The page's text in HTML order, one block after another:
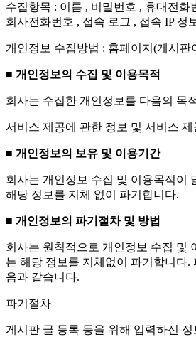
수집항목 : 이름 , 비밀번호 , 휴대전화
회사전화번호 , 접속 로그 , 접속 IP 정
개인정보 수집방법 : 홈페이지(게시판
■ 개인정보의 수집 및 이용목적
회사는 수집한 개인정보를 다음의 목
서비스 제공에 관한 정보 및 서비스
■ 개인정보의 보유 및 이용기간
회사는 개인정보 수집 및 이용목적이
해당 정보를 지체 없이 파기합니다.
■ 개인정보의 파기절차 및 방법
회사는 원칙적으로 개인정보 수집 및
는 해당 정보를 지체없이 파기합니다.
음과 같습니다.
파기절차
게시판 글 등록 등을 위해 입력하신